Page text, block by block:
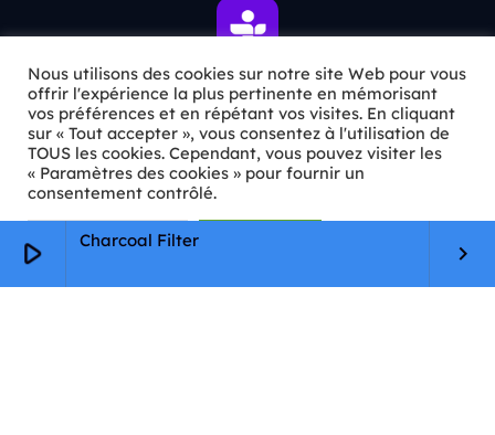
play_arrow Charcoal Filter
keyboard_arrow_right
ℹ️ INFOS PRATIQUES
✉️Contact
🦊Qui sommes-nous ?
📄
Nous utilisons des cookies sur notre site Web pour vous
offrir l'expérience la plus pertinente en mémorisant
vos préférences et en répétant vos visites. En cliquant
sur « Tout accepter », vous consentez à l'utilisation de
TOUS les cookies. Cependant, vous pouvez visiter les
« Paramètres des cookies » pour fournir un
consentement contrôlé.
Paramètres Cookie